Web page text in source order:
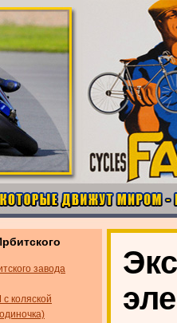
завода
коляской